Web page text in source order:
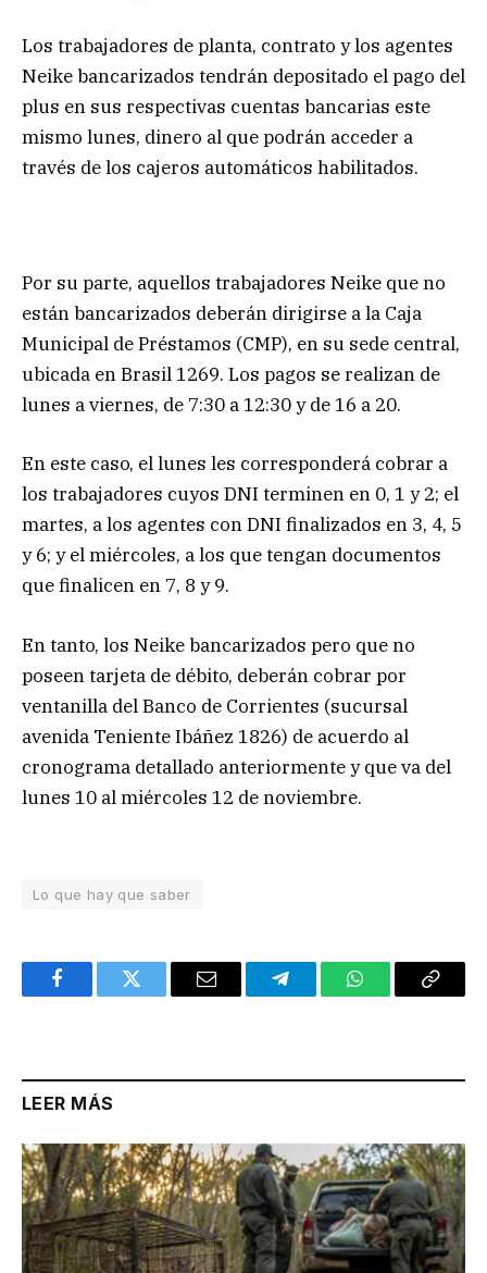
Los trabajadores de planta, contrato y los agentes
Neike bancarizados tendrán depositado el pago del
plus en sus respectivas cuentas bancarias este
mismo lunes, dinero al que podrán acceder a
través de los cajeros automáticos habilitados.
Por su parte, aquellos trabajadores Neike que no
están bancarizados deberán dirigirse a la Caja
Municipal de Préstamos (CMP), en su sede central,
ubicada en Brasil 1269. Los pagos se realizan de
lunes a viernes, de 7:30 a 12:30 y de 16 a 20.
En este caso, el lunes les corresponderá cobrar a
los trabajadores cuyos DNI terminen en 0, 1 y 2; el
martes, a los agentes con DNI finalizados en 3, 4, 5
y 6; y el miércoles, a los que tengan documentos
que finalicen en 7, 8 y 9.
En tanto, los Neike bancarizados pero que no
poseen tarjeta de débito, deberán cobrar por
ventanilla del Banco de Corrientes (sucursal
avenida Teniente Ibáñez 1826) de acuerdo al
cronograma detallado anteriormente y que va del
lunes 10 al miércoles 12 de noviembre.
Lo que hay que saber
FacebookTwitter Email TelegramWhatsAppCopy
LEER MÁS